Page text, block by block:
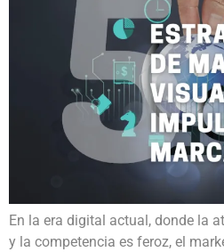
En la era digital actual, donde la
y la competencia es feroz, el